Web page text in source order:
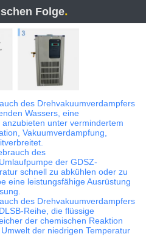
Folge.
des Drehvakuumverdampfers
Wassers, eine
unter vermindertem
Vakuumverdampfung,
des
der GDSZ-
schnell zu abkühlen oder zu
eine leistungsfähige Ausrüstung
des Drehvakuumverdampfers
Reihe, die flüssige
der chemischen Reaktion
der niedrigen Temperatur